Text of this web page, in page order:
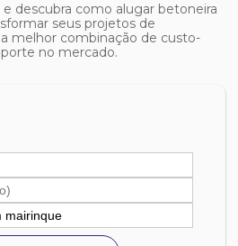
descubra como alugar betoneira
seus projetos de
melhor combinação de custo-
no mercado.